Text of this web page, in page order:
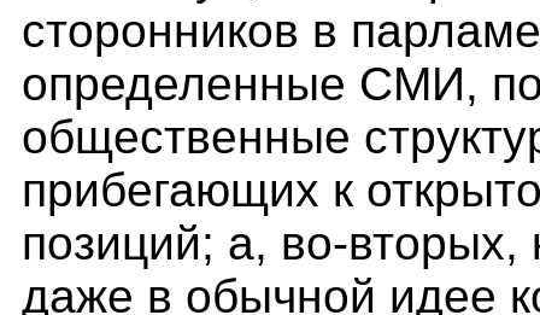
сторонников в
определенные СМИ,
общественные
прибегающих к
позиций; а, во-вторых,
даже в обычной идее